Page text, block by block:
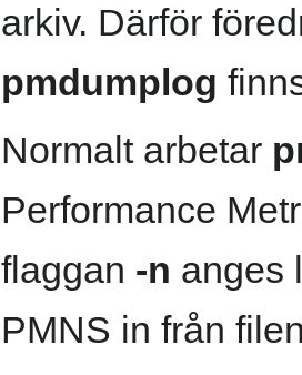
arkiv. Därför
pmdumplog
Normalt arbetar
Performance
flaggan -n anges
PMNS in från